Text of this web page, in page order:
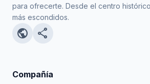
para ofrecerte. Desde el centro
más escondidos.
public share
Compañía